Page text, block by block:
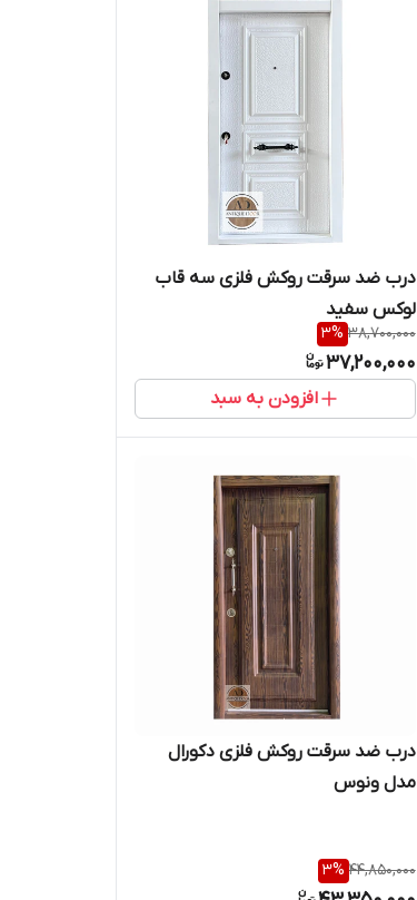
درب ضد سرقت روکش فلزی سه قاب
لوکس سفید
38,700,000
3%
37,200,000
افزودن به سبد
درب ضد سرقت روکش فلزی دکورال
مدل ونوس
44,850,000
3%